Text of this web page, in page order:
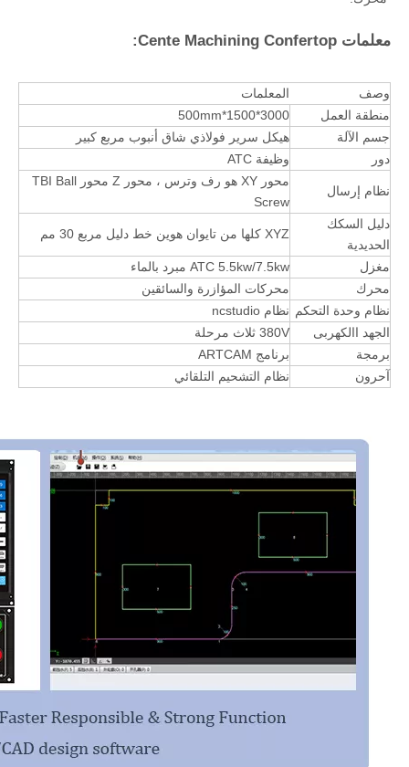
معلمات Cente Machining Confertop:
وصف
المعلمات
منطقة العمل
3000*1500*500mm
جسم الآلة
هيكل سرير فولاذي شاق أنبوب مربع كبير
دور
وظيفة ATC
نظام إرسال
محور XY هو رف وترس ، محور Z محور TBI Ball
Screw
دليل السكك
الحديدية
XYZ كلها من تايوان هوين خط دليل مربع 30 مم
مغزل
ATC 5.5kw/7.5kw مبرد بالماء
محرك
محركات المؤازرة والسائقين
نظام وحدة التحكم نظام ncstudio
الجهد االكهربى
380V ثلاث مرحلة
برمجة
برنامج ARTCAM
آحرون
نظام التشحيم التلقائي